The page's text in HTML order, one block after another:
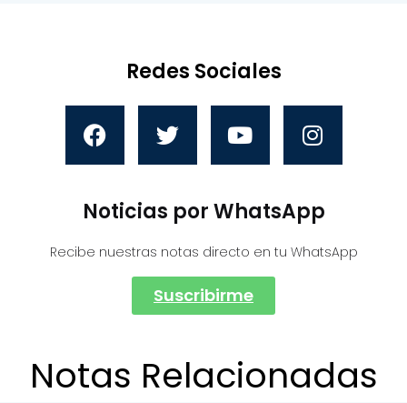
Redes Sociales
Noticias por WhatsApp
Recibe nuestras notas directo en tu WhatsApp
Suscribirme
Notas Relacionadas